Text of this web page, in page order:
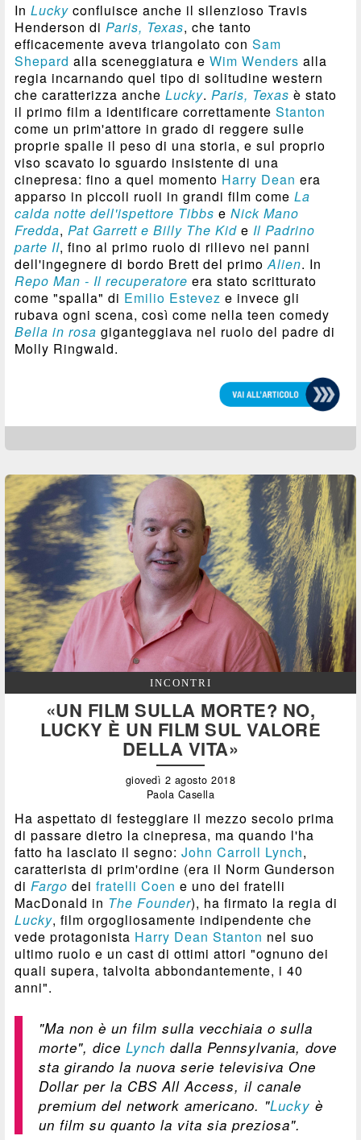
InLucky confluisce anche il silenzioso Travis
Henderson diParis, Texas, che tanto
efficacemente aveva triangolato conSam
Shepard alla sceneggiatura eWim Wenders alla
regia incarnando quel tipo di solitudine western
che caratterizza ancheLucky.Paris, Texas è stato
il primo film a identificare correttamenteStanton
come un prim'attore in grado di reggere sulle
proprie spalle il peso di una storia, e sul proprio
viso scavato lo sguardo insistente di una
cinepresa: fino a quel momento Harry Dean era
apparso in piccoli ruoli in grandi film comeLa
calda notte dell'ispettore Tibbs eNick Mano
Fredda,Pat Garrett e Billy The Kid eIl Padrino
parte II, fino al primo ruolo di rilievo nei panni
dell'ingegnere di bordo Brett del primoAlien. In
Repo Man - Il recuperatore era stato scritturato
come "spalla" di Emilio Estevez e invece gli
rubava ogni scena, così come nella teen comedy
Bella in rosa giganteggiava nel ruolo del padre di
Molly Ringwald.
INCONTRI
«UN FILM SULLA MORTE? NO,
LUCKY È UN FILM SUL VALORE
DELLA VITA»
giovedì 2 agosto 2018
Paola Casella
Ha aspettato di festeggiare il mezzo secolo prima
di passare dietro la cinepresa, ma quando l'ha
fatto ha lasciato il segno:John Carroll Lynch,
caratterista di prim'ordine (era il Norm Gunderson
diFargo deifratelli Coen e uno dei fratelli
MacDonald in The Founder), ha firmato la regia di
Lucky, film orgogliosamente indipendente che
vede protagonista Harry Dean Stanton nel suo
ultimo ruolo e un cast di ottimi attori "ognuno dei
quali supera, talvolta abbondantemente, i 40
anni".
"Ma non è un film sulla vecchiaia o sulla
morte", diceLynch dalla Pennsylvania, dove
sta girando la nuova serie televisiva One
Dollar per la CBS All Access, il canale
premium del network americano. "Lucky è
un film su quanto la vita sia preziosa".